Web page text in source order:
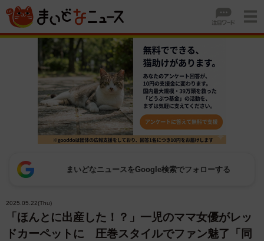
まいどなニュースをGoogle検索でフォローする
2025.05.22(Thu)
「ほんとに出産した！？」一児のママ女優がレッ
ドカーペットに 圧巻スタイルでファン魅了「同